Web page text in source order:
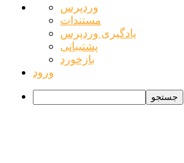
درباره
وردپرس
وردپرس
مستندات
یادگیری وردپرس
پشتیبانی
بازخورد
ورود
جستجو